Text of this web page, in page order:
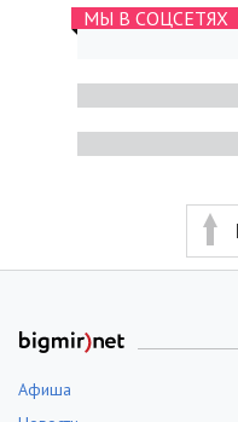
МЫ В СОЦСЕТЯХ
Афиша